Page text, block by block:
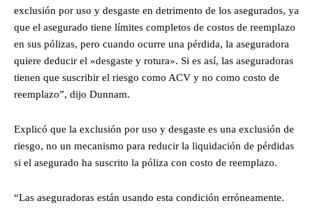
exclusión por uso y desgaste en detrimento de los asegurados, ya
que el asegurado tiene límites completos de costos de reemplazo
en sus pólizas, pero cuando ocurre una pérdida, la aseguradora
quiere deducir el «desgaste y rotura». Si es así, las aseguradoras
tienen que suscribir el riesgo como ACV y no como costo de
reemplazo”, dijo Dunnam.
Explicó que la exclusión por uso y desgaste es una exclusión de
riesgo, no un mecanismo para reducir la liquidación de pérdidas
si el asegurado ha suscrito la póliza con costo de reemplazo.
“Las aseguradoras están usando esta condición erróneamente.